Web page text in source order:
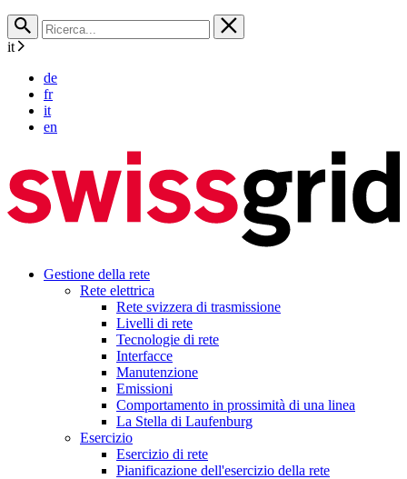
it
de
fr
it
en
Gestione della rete
Rete elettrica
Rete svizzera di trasmissione
Livelli di rete
Tecnologie di rete
Interfacce
Manutenzione
Emissioni
Comportamento in prossimità di una linea
La Stella di Laufenburg
Esercizio
Esercizio di rete
Pianificazione dell'esercizio della rete